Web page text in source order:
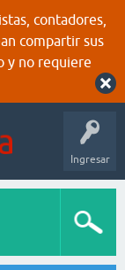
contadores,
compartir sus
y no requiere
Ingresar